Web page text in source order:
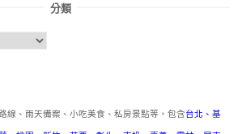
分類
線、雨天備案、小吃美食、私房景點等，包含台北 、 基